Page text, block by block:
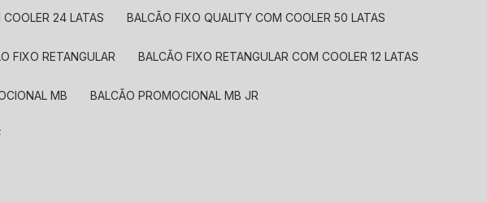
COOLER 24 LATAS BALCÃO FIXO QUALITY COM COOLER 50 LATAS
FIXO RETANGULAR BALCÃO FIXO RETANGULAR COM COOLER 12 LATAS
MB BALCÃO PROMOCIONAL MB JR